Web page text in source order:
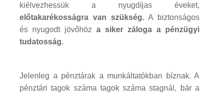
kiélvezhessük a nyugdíjas éveket,
előtakarékosságra van szükség. A biztonságos
és nyugodt jövőhöz a siker záloga a pénzügyi
tudatosság.
Jelenleg a pénztárak a munkáltatókban bíznak. A
pénztári tagok száma tagok száma stagnál, bár a